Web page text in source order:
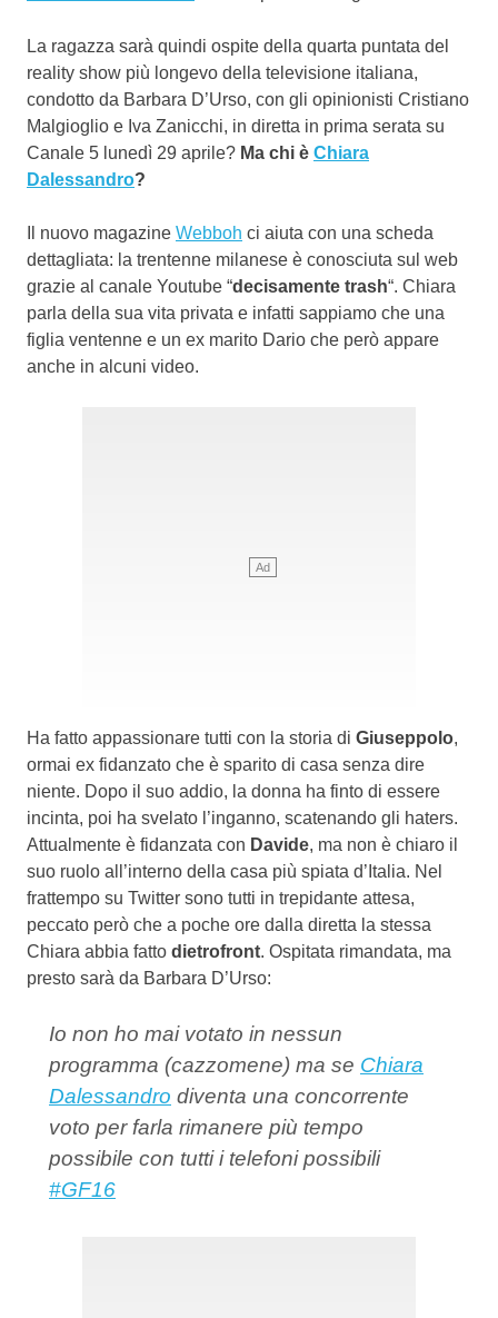
La ragazza sarà quindi ospite della quarta puntata del
reality show più longevo della televisione italiana,
condotto da Barbara D’Urso, con gli opinionisti Cristiano
Malgioglio e Iva Zanicchi, in diretta in prima serata su
Canale 5 lunedì 29 aprile? Ma chi è Chiara
Dalessandro?
Il nuovo magazine Webboh ci aiuta con una scheda
dettagliata: la trentenne milanese è conosciuta sul web
grazie al canale Youtube “decisamente trash“. Chiara
parla della sua vita privata e infatti sappiamo che una
figlia ventenne e un ex marito Dario che però appare
anche in alcuni video.
Ha fatto appassionare tutti con la storia di Giuseppolo,
ormai ex fidanzato che è sparito di casa senza dire
niente. Dopo il suo addio, la donna ha finto di essere
incinta, poi ha svelato l’inganno, scatenando gli haters.
Attualmente è fidanzata con Davide, ma non è chiaro il
suo ruolo all’interno della casa più spiata d’Italia. Nel
frattempo su Twitter sono tutti in trepidante attesa,
peccato però che a poche ore dalla diretta la stessa
Chiara abbia fatto dietrofront. Ospitata rimandata, ma
presto sarà da Barbara D’Urso:
Io non ho mai votato in nessun
programma (cazzomene) ma se Chiara
Dalessandro diventa una concorrente
voto per farla rimanere più tempo
possibile con tutti i telefoni possibili
#GF16